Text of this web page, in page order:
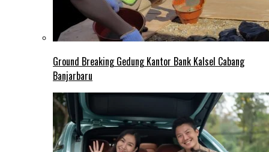
Ground Breaking Gedung Kantor Bank Kalsel Cabang
Banjarbaru